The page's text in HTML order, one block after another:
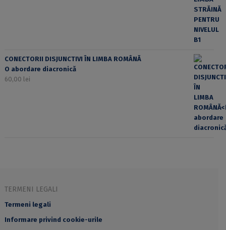
CONECTORII DISJUNCTIVI ÎN LIMBA ROMÂNĂ
O abordare diacronică
60,00 lei
TERMENI LEGALI
Termeni legali
Informare privind cookie-urile